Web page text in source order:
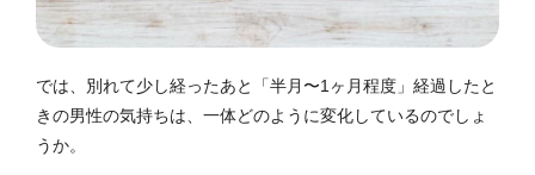
では、別れて少し経ったあと「半月〜1ヶ月程度」経過したと
きの男性の気持ちは、一体どのように変化しているのでしょ
うか。